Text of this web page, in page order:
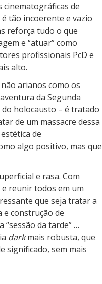
de
tão incoerente e vazio
reforça tudo o que
e “atuar” como
profissionais PcD e
alto.
arianos como os
da Segunda
holocausto – é tratado
de um massacre dessa
de
algo positivo, mas que
e rasa. Com
reunir todos em um
que seja tratar a
construção de
da tarde” …
darkmais robusta, que
significado, sem mais